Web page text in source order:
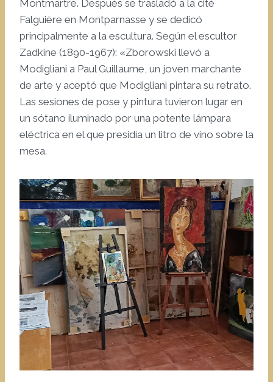
Montmartre. Después se trasladó a la cité
Falguière en Montparnasse y se dedicó
principalmente a la escultura. Según el escultor
Zadkine (1890-1967): «Zborowski llevó a
Modigliani a Paul Guillaume, un joven marchante
de arte y aceptó que Modigliani pintara su retrato.
Las sesiones de pose y pintura tuvieron lugar en
un sótano iluminado por una potente lámpara
eléctrica en el que presidía un litro de vino sobre la
mesa.